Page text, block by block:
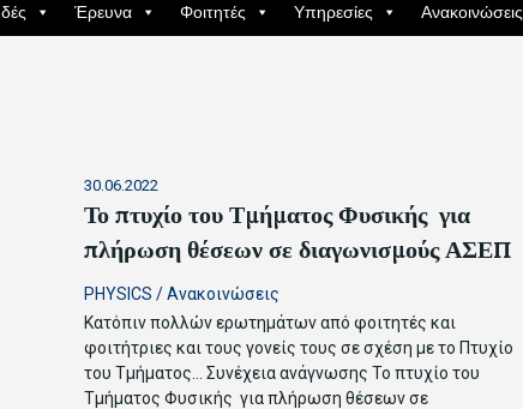
Έρευνα Φοιτητές Υπηρεσίες Ανακοινώσεις
30.06.2022
Το πτυχίο του Τμήματος Φυσικής για
πλήρωση θέσεων σε διαγωνισμούς ΑΣΕΠ
PHYSICS /Ανακοινώσεις
Κατόπιν πολλών ερωτημάτων από φοιτητές και
φοιτήτριες και τους γονείς τους σε σχέση με το Πτυχίο
του Τμήματος…Συνέχεια ανάγνωσης Το πτυχίο του
Τμήματος Φυσικής για πλήρωση θέσεων σε